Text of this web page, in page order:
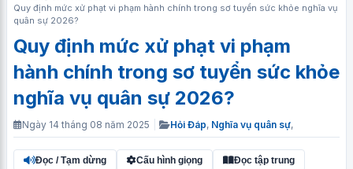
Quy định mức xử phạt vi phạm hành chính trong sơ tuyển sức khỏe nghĩa vụ
quân sự 2026?
Quy định mức xử phạt vi phạm
hành chính trong sơ tuyển sức khỏe
nghĩa vụ quân sự 2026?
Ngày 14 tháng 08 năm 2025 Hỏi Đáp, Nghĩa vụ quân sự,
Đọc / Tạm dừng Cấu hình giọng Đọc tập trung